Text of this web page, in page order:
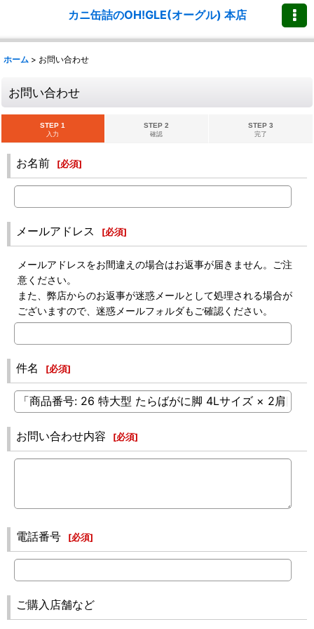
カニ缶詰のOH!GLE(オーグル) 本店
ホーム > お問い合わせ
お問い合わせ
STEP 1
入力
STEP 2
確認
STEP 3
完了
お名前 [必須]
メールアドレス [必須]
メールアドレスをお間違えの場合はお返事が届きません。ご注
意ください。
また、弊店からのお返事が迷惑メールとして処理される場合が
ございますので、迷惑メールフォルダもご確認ください。
件名 [必須]
お問い合わせ内容 [必須]
電話番号 [必須]
ご購入店舗など